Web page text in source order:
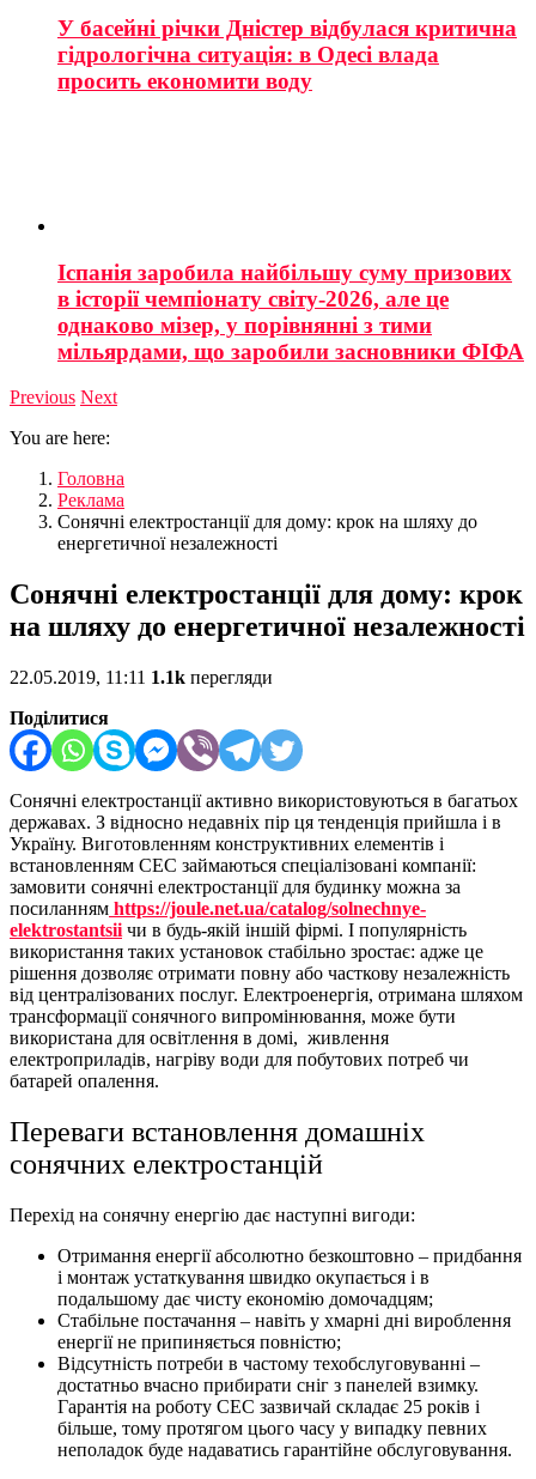
У басейні річки Дністер відбулася критична
гідрологічна ситуація: в Одесі влада
просить економити воду
Іспанія заробила найбільшу суму призових
в історії чемпіонату світу-2026, але це
однаково мізер, у порівнянні з тими
мільярдами, що заробили засновники ФІФА
Previous Next
You are here:
Головна
Реклама
Сонячні електростанції для дому: крок на шляху до
енергетичної незалежності
Сонячні електростанції для дому: крок
на шляху до енергетичної незалежності
22.05.2019, 11:11 1.1k перегляди
Поділитися
Сонячні електростанції активно використовуються в багатьох
державах. З відносно недавніх пір ця тенденція прийшла і в
Україну. Виготовленням конструктивних елементів і
встановленням СЕС займаються спеціалізовані компанії:
замовити сонячні електростанції для будинку можна за
посиланням https://joule.net.ua/catalog/solnechnye-
elektrostantsii чи в будь-якій іншій фірмі. І популярність
використання таких установок стабільно зростає: адже це
рішення дозволяє отримати повну або часткову незалежність
від централізованих послуг. Електроенергія, отримана шляхом
трансформації сонячного випромінювання, може бути
використана для освітлення в домі, живлення
електроприладів, нагріву води для побутових потреб чи
батарей опалення.
Переваги встановлення домашніх
сонячних електростанцій
Перехід на сонячну енергію дає наступні вигоди:
Отримання енергії абсолютно безкоштовно – придбання
і монтаж устаткування швидко окупається і в
подальшому дає чисту економію домочадцям;
Стабільне постачання – навіть у хмарні дні вироблення
енергії не припиняється повністю;
Відсутність потреби в частому техобслуговуванні –
достатньо вчасно прибирати сніг з панелей взимку.
Гарантія на роботу СЕС зазвичай складає 25 років і
більше, тому протягом цього часу у випадку певних
неполадок буде надаватись гарантійне обслуговування.